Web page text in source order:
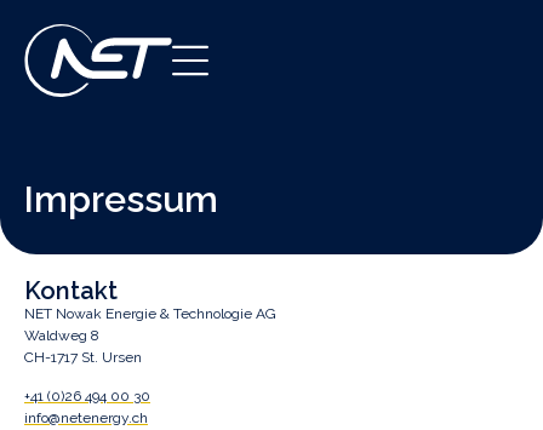
Impressum
Kontakt
NET Nowak Energie & Technologie AG
Waldweg 8
CH-1717 St. Ursen
+41 (0)26 494 00 30
info@netenergy.ch